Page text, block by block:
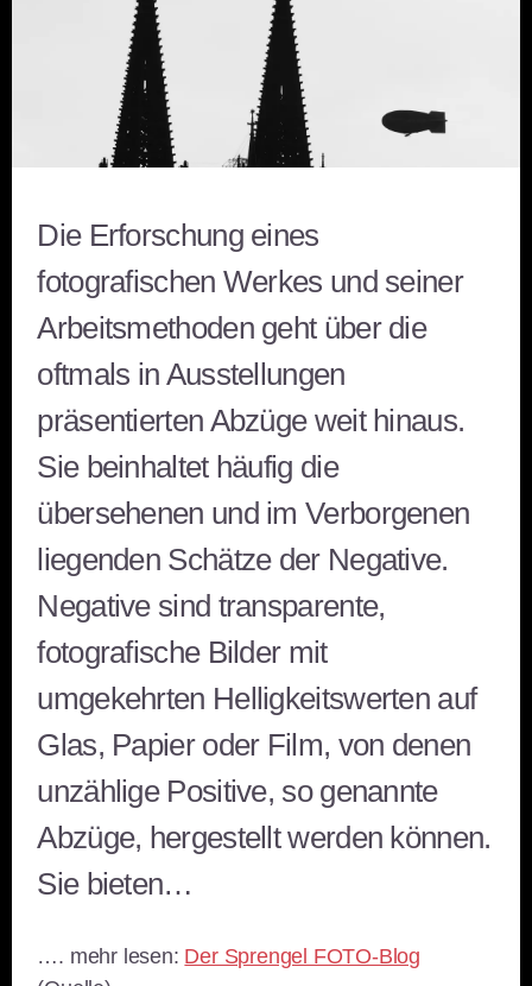
Die Erforschung eines
fotografischen Werkes und seiner
Arbeitsmethoden geht über die
oftmals in Ausstellungen
präsentierten Abzüge weit hinaus.
Sie beinhaltet häufig die
übersehenen und im Verborgenen
liegenden Schätze der Negative.
Negative sind transparente,
fotografische Bilder mit
umgekehrten Helligkeitswerten auf
Glas, Papier oder Film, von denen
unzählige Positive, so genannte
Abzüge, hergestellt werden können.
Sie bieten…
…. mehr lesen: Der Sprengel FOTO-Blog